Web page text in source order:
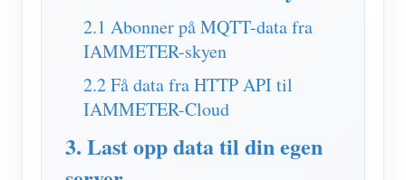
Hjemmeautomatisering
Fabrikkenergiovervåking
Dokument
Opplæringsvideo
FAQ
Nyheter
Samfunnet
Utvikler
Utforske
Ta kontakt med
2.1 Abonner på MQTT-data fra
IAMMETER-skyen
2.2 Få data fra HTTP API til
IAMMETER-Cloud
3. Last opp data til din egen